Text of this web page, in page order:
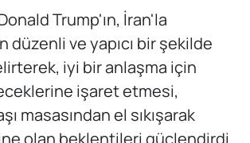
Trump'ın, İran'la
düzenli ve yapıcı bir şekilde
iyi bir anlaşma için
işaret etmesi,
masasından el sıkışarak